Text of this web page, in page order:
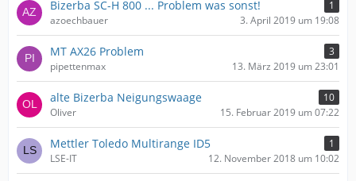
Bizerba SC-H 800 ... Problem was sonst!
1
azoechbauer
3. April 2019 um 19:08
MT AX26 Problem
3
pipettenmax
13. März 2019 um 23:01
alte Bizerba Neigungswaage
10
Oliver
15. Februar 2019 um 07:22
Mettler Toledo Multirange ID5
1
LSE-IT
12. November 2018 um 10:02